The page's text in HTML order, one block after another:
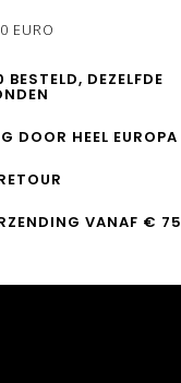
EURO
DEZELFDE
DOOR HEEL EUROPA
VANAF € 75